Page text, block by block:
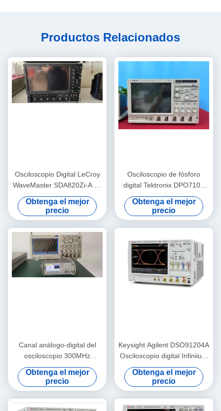
Productos Relacionados
Osciloscopio Digital LeCroy
WaveMaster SDA820Zi-A de
20 GHz, 80 GS/s y 4
Canales con Herramientas
de Análisis Avanzadas
Obtenga el mejor
precio
Osciloscopio de fósforo
digital Tektronix DPO7104
con ancho de banda de 1
GHz, 4 canales y frecuencia
de muestreo de 10 GS/s
Obtenga el mejor
precio
Canal análogo-digital del
osciloscopio 300MHz
2.5GS/S 4 de Tektronix
DPO3034
Obtenga el mejor
precio
Keysight Agilent DSO91204A
Osciloscopio digital Infiniium
con ancho de banda de 12
GHz 40 GSa/s Muestreo y
actualización de memoria de
1 Gpts
Obtenga el mejor
precio